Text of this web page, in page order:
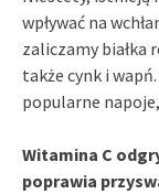
wpływać na
zaliczamy
także cynk i
popularne
Witamina C
poprawia